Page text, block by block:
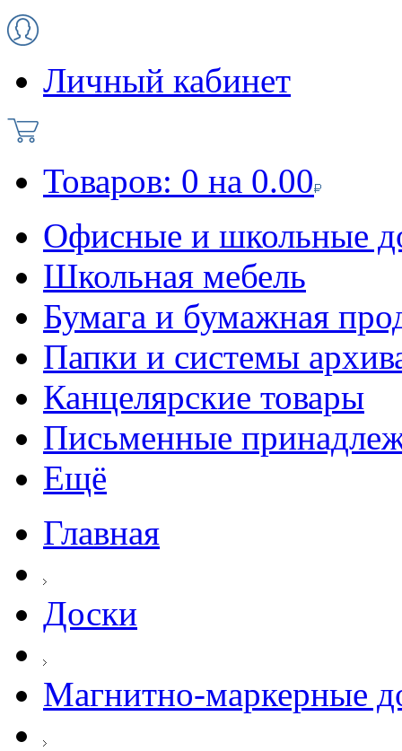
Личный кабинет
Товаров: 0 на 0.00
Офисные и школьные
Школьная мебель
Бумага и бумажная
Папки и системы
Канцелярские товары
Письменные
Ещё
Главная
Доски
Магнитно-маркерные